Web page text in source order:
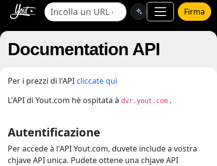
Firma
Documentation API
Per i prezzi di l'APIcliccate quì
L'API di Yout.com hè ospitata à dvr.yout.com .
Autentificazione
Per accede à l'API Yout.com, duvete include a vostra
chjave API unica. Pudete ottene una chjave API